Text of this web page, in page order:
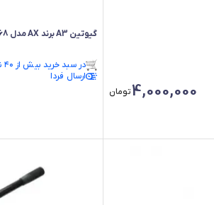
4,000,000تومان
گیوتین A3 برند AX مدل 868
در سبد خرید بیش از ۴۰ نفر.
فقط ۳ عدد در انبار موجود است.
ارسال فردا